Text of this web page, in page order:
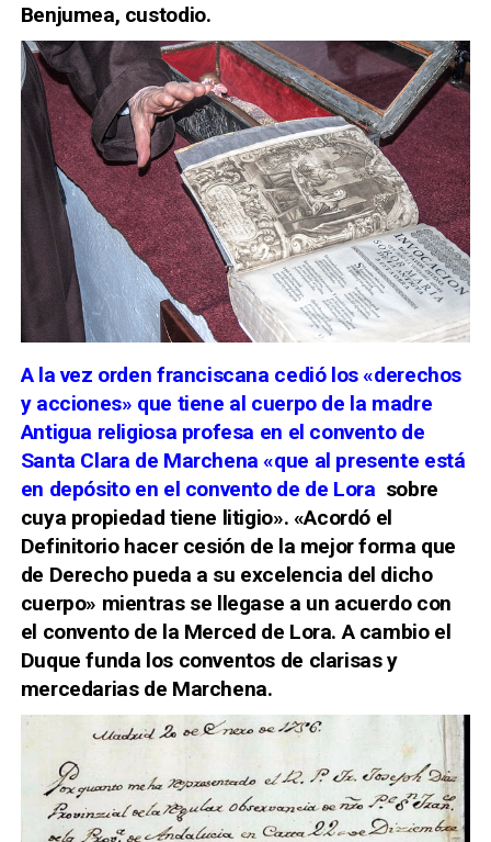
Benjumea, custodio.
A la vez orden franciscana cedió los «derechos
y acciones» que tiene al cuerpo de la madre
Antigua religiosa profesa en el convento de
Santa Clara de Marchena «que al presente está
en depósito en el convento de de Lora sobre
cuya propiedad tiene litigio». «Acordó el
Definitorio hacer cesión de la mejor forma que
de Derecho pueda a su excelencia del dicho
cuerpo» mientras se llegase a un acuerdo con
el convento de la Merced de Lora. A cambio el
Duque funda los conventos de clarisas y
mercedarias de Marchena.